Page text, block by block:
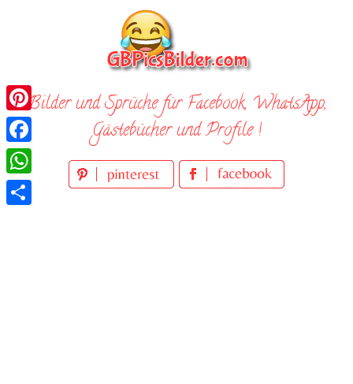
Bilder und Sprüche für Facebook, WhatsApp,
Gästebücher und Profile !
Pinterest
Facebook
WhatsApp